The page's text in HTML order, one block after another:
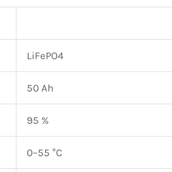
LiFePO4
50 Ah
95 %
0–55 °C